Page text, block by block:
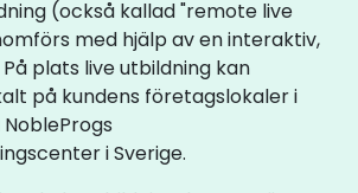
(också kallad "remote live
med hjälp av en interaktiv,
På plats live utbildning kan
på kundens företagslokaler i
i Sverige.